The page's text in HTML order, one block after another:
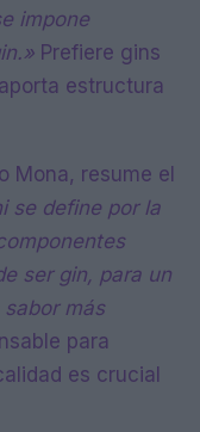
impone
Prefiere gins
estructura
Mona, resume el
se define por la
ser gin, para un
más
para
es crucial